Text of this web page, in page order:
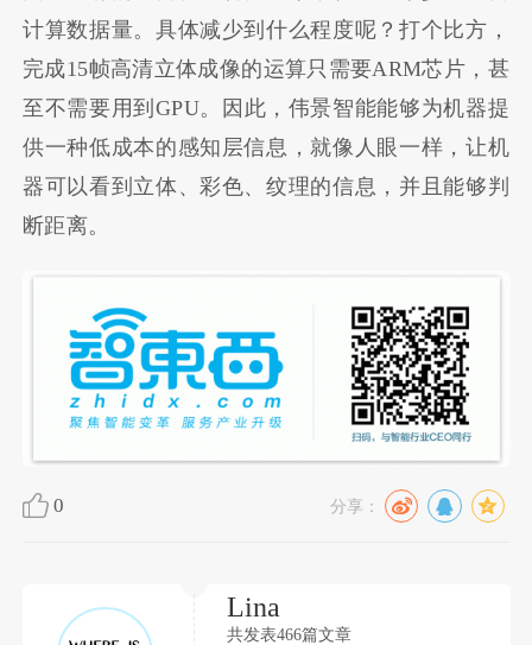
计算数据量。具体减少到什么程度呢？打个比方，
完成15帧高清立体成像的运算只需要ARM芯片，甚
至不需要用到GPU。因此，伟景智能能够为机器提
供一种低成本的感知层信息，就像人眼一样，让机
器可以看到立体、彩色、纹理的信息，并且能够判
断距离。
0 分享：
Lina
共发表466篇文章